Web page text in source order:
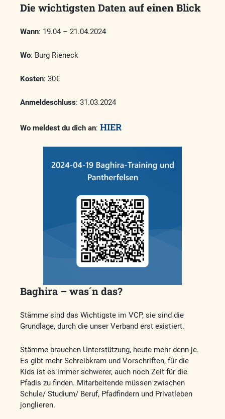
Die wichtigsten Daten auf einen Blick
Wann: 19.04 – 21.04.2024
Wo: Burg Rieneck
Kosten: 30€
Anmeldeschluss: 31.03.2024
Wo meldest du dich an: HIER
Baghira – was´n das?
Stämme sind das Wichtigste im VCP, sie sind die
Grundlage, durch die unser Verband erst existiert.
Stämme brauchen Unterstützung, heute mehr denn je.
Es gibt mehr Schreibkram und Vorschriften, für die
Kids ist es immer schwerer, auch noch Zeit für die
Pfadis zu finden. Mitarbeitende müssen zwischen
Schule/ Studium/ Beruf, Pfadfindern und Privatleben
jonglieren.